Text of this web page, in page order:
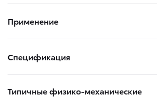
Применение
Спецификация
Типичные физико-механические